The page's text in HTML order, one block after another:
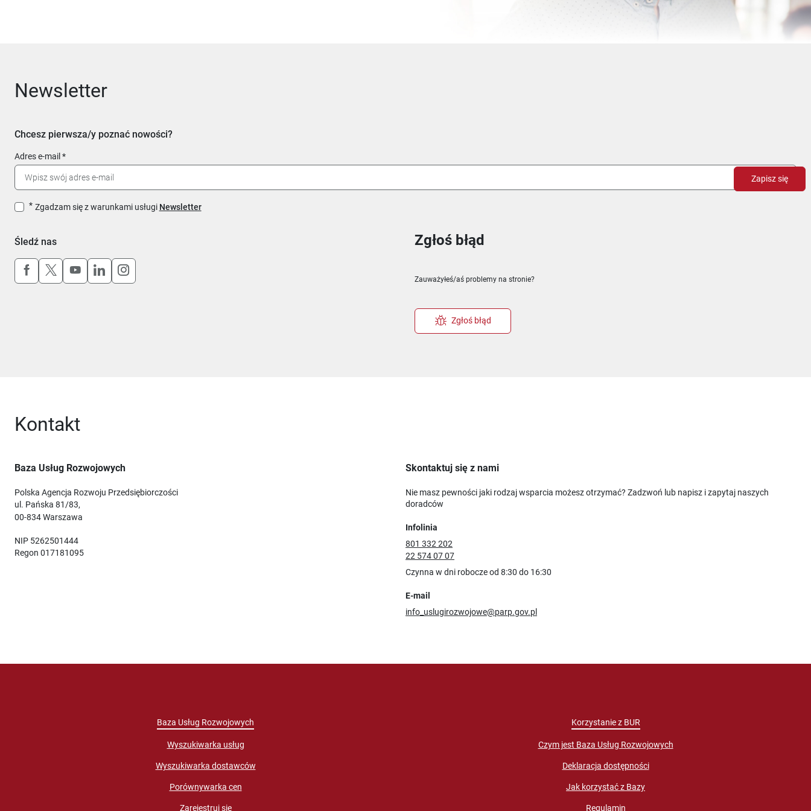
Newsletter
Chcesz pierwsza/y poznać nowości?
Adres e-mail
Zgadzam się z warunkami usługi Newsletter
Zapisz się
Śledź nas
Uwaga, link otworzy się w nowym oknie
Uwaga, link otworzy się w nowym oknie
Uwaga, link otworzy się w nowym oknie
Uwaga, link otworzy się w nowym oknie
Uwaga, link otworzy się w nowym oknie
Zgłoś błąd
Zauważyłeś/aś problemy na stronie?
Zgłoś błąd
Kontakt
Baza Usług Rozwojowych
Polska Agencja Rozwoju Przedsiębiorczości
ul. Pańska 81/83,
00-834 Warszawa
NIP 5262501444
Regon 017181095
Skontaktuj się z nami
Nie masz pewności jaki rodzaj wsparcia możesz otrzymać? Zadzwoń lub napisz i zapytaj naszych
doradców
Infolinia
801 332 202
22 574 07 07
Czynna w dni robocze od 8:30 do 16:30
E-mail
info_uslugirozwojowe@parp.gov.pl
Baza Usług Rozwojowych
Wyszukiwarka usług
Wyszukiwarka dostawców
Porównywarka cen
Zarejestruj się
Korzystanie z BUR
Czym jest Baza Usług Rozwojowych
Deklaracja dostępności
Jak korzystać z Bazy
Regulamin